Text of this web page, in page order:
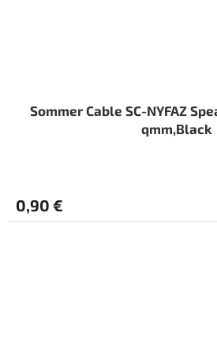
Sommer Cable SC-NYFAZ
qmm,Black
0,90 €